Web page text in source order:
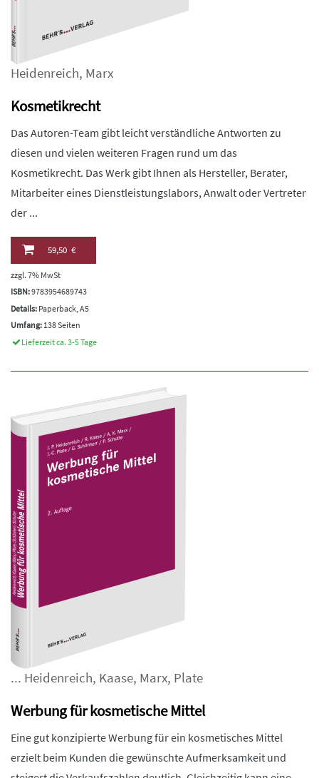
Heidenreich, Marx
Kosmetikrecht
Das Autoren-Team gibt leicht verständliche Antworten zu
diesen und vielen weiteren Fragen rund um das
Kosmetikrecht. Das Werk gibt Ihnen als Hersteller, Berater,
Mitarbeiter eines Dienstleistungslabors, Anwalt oder Vertreter
der ...
59,50 €
zzgl. 7% MwSt
ISBN:9783954689743
Details: Paperback, A5
Umfang: 138 Seiten
Lieferzeit ca. 3-5 Tage
... Heidenreich, Kaase, Marx, Plate
Werbung für kosmetische Mittel
Eine gut konzipierte Werbung für ein kosmetisches Mittel
erzielt beim Kunden die gewünschte Aufmerksamkeit und